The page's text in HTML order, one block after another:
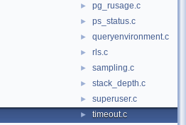
► pg_rusage.c
► ps_status.c
► queryenvironment.c
► rls.c
► sampling.c
► stack_depth.c
► superuser.c
► timeout.c